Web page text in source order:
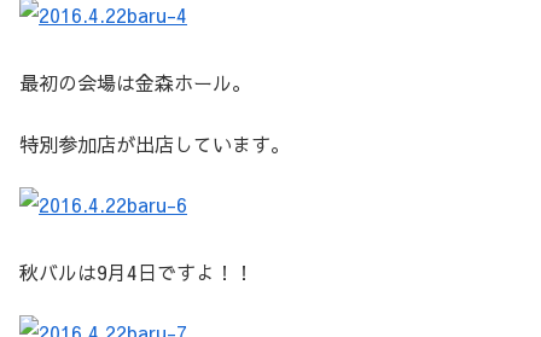
最初の会場は金森ホール。
特別参加店が出店しています。
秋バルは9月4日ですよ！！